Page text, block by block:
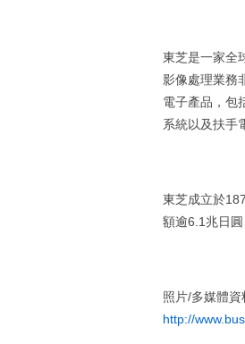
東芝是一家全
影像處理業務
電子產品，包
系統以及扶手
東芝成立於
額逾6.1兆日
照片/多媒體資
http://